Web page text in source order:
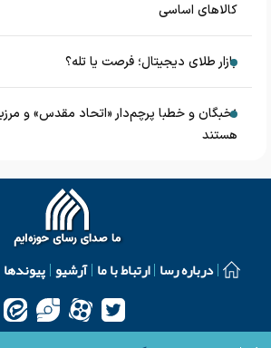
کالاهای اساسی
بازار طلای دیجیتال؛ فرصت یا تله؟
نخبگان و خطبا پرچم‌دار «اتحاد مقدس» و
هستند
درباره رسا ارتباط با ما آرشیو پیوندها